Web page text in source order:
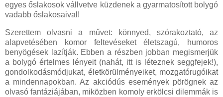
egyes őslakosok vállvetve küzdenek a gyarmatosított bolygó
vadabb őslakosaival!
Szerettem olvasni a művet: könnyed, szórakoztató, az
alapvetésében komor feltevéseket életszagú, humoros
benyögések lazítják. Ebben a részben jobban megismerjük
a bolygó értelmes lényeit (nahát, itt is léteznek seggfejek!),
gondolkodásmódjukat, életkörülményeiket, mozgatórugóikat
a mindennapokban. Az akciódús események pörögnek az
olvasó fantáziájában, miközben komoly erkölcsi dilemmák is